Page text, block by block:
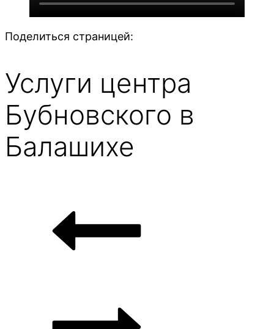
Поделиться страницей:
Услуги центра
Бубновского в
Балашихе